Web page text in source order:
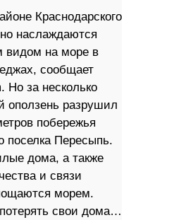
Краснодарского
наслаждаются
видом на море в
сообщает
Но за несколько
оползень разрушил
побережья
поселка Пересыпь.
дома, а также
и связи
морем.
свои дома…